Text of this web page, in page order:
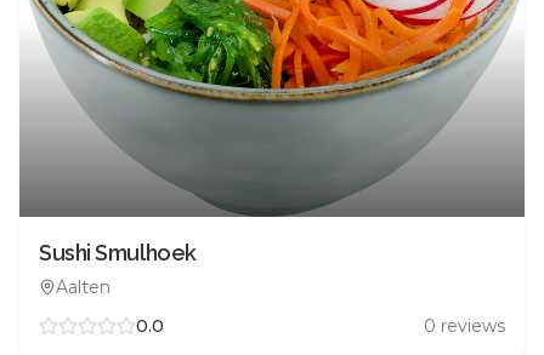
Sushi Smulhoek
Aalten
0.0
0 reviews